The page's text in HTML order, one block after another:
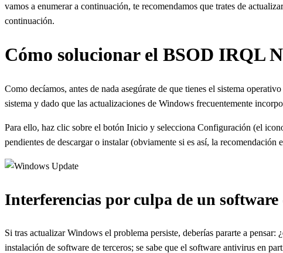
vamos a enumerar a continuación, te recomendamos que trates de
continuación.
Cómo solucionar el BSOD IRQL
Como decíamos, antes de nada asegúrate de que tienes el sistema
sistema y dado que las actualizaciones de Windows frecuentemente
Para ello, haz clic sobre el botón Inicio y selecciona Configuración (el
pendientes de descargar o instalar (obviamente si es así, la recomendación
Interferencias por culpa de un software
Si tras actualizar Windows el problema persiste, deberías pararte a
instalación de software de terceros; se sabe que el software antivirus en